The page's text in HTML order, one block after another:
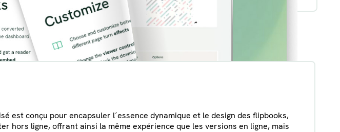
est conçu pour encapsuler l´essence dynamique et le design des flipbooks,
ligne, offrant ainsi la même expérience que les versions en ligne, mais